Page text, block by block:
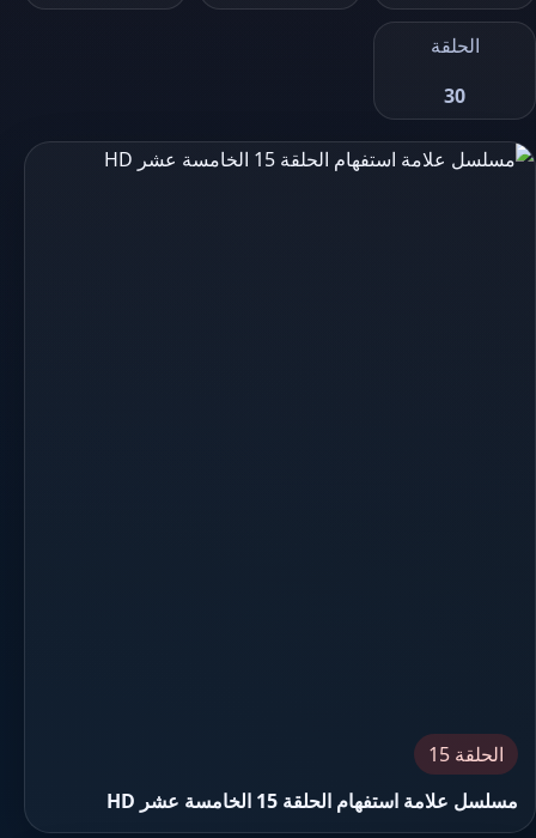
الحلقة
30
الحلقة 15
مسلسل علامة استفهام الحلقة 15 الخامسة عشر HD